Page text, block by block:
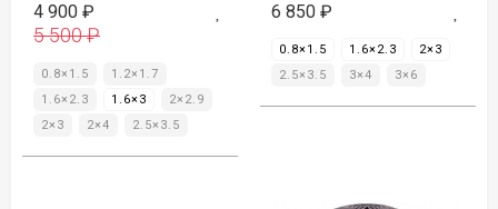
4 900 ₽
5 500₽
0.8×1.5
1.2×1.7
1.6×2.3
1.6×3
2×2.9
2×3
2×4 2.5×3.5
6 850 ₽
0.8×1.5 1.6×2.3
2×3
2.5×3.5
3×4 3×6